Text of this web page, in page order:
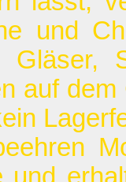
und
auf